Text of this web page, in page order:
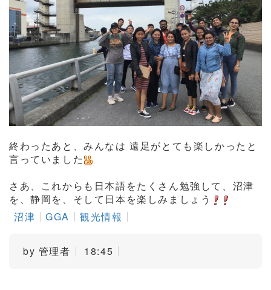
終わったあと、みんなは 遠足がとても楽しかったと
言っていました
さあ、これからも日本語をたくさん勉強して、沼津
を、静岡を、そして日本を楽しみましょう
沼津
GGA 観光情報
by 管理者 18:45